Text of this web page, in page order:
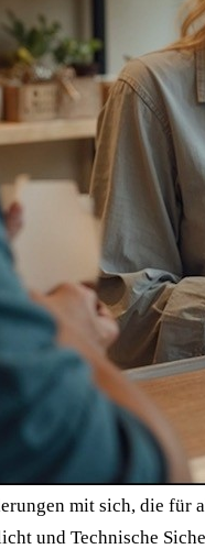
mit sich, die
und Technische